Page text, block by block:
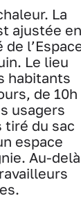
La
ajustée en
Le lieu
habitants
de 10h
usagers
tiré du sac
espace
Au-delà